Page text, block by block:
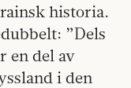
historia.
”Dels
en del av
i den